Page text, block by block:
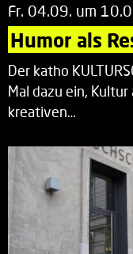
Fr. 04.09. um
Humor als
Der katho
Mal dazu ein,
kreativen…